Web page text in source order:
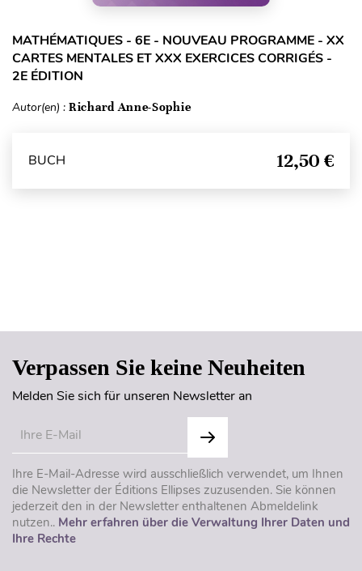
MATHÉMATIQUES - 6E - NOUVEAU PROGRAMME - XX
CARTES MENTALES ET XXX EXERCICES CORRIGÉS -
2E ÉDITION
Autor(en) : Richard Anne-Sophie
BUCH 12,50 €
Verpassen Sie keine Neuheiten
Melden Sie sich für unseren Newsletter an
Ihre E-Mail-Adresse wird ausschließlich verwendet, um Ihnen
die Newsletter der Éditions Ellipses zuzusenden. Sie können
jederzeit den in der Newsletter enthaltenen Abmeldelink
nutzen.. Mehr erfahren über die Verwaltung Ihrer Daten und
Ihre Rechte